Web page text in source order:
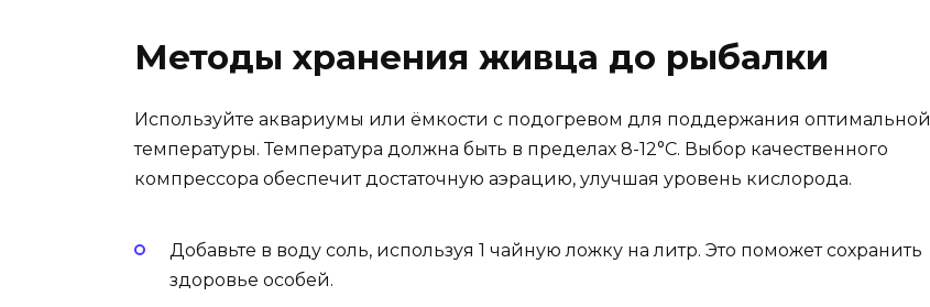
Методы хранения живца до рыбалки
Используйте аквариумы или ёмкости с подогревом для поддержания оптимальной
температуры. Температура должна быть в пределах 8-12°C. Выбор качественного
компрессора обеспечит достаточную аэрацию, улучшая уровень кислорода.
Добавьте в воду соль, используя 1 чайную ложку на литр. Это поможет сохранить
здоровье особей.